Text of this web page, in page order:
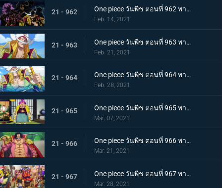
21 - 962 One piece วันพีช ตอนที่ 962 พากย์ไทย ชะตาชีวิตที่เปลี่ยนแปลง กลุ่มโจรสลัดหนวดขาวเกยตื้น!!
Feb. 14, 2021
21 - 963 One piece วันพีช ตอนที่ 963 พากย์ไทย ความมุ่งมั่นของโอเด้ง! การทดสอบของหนวดขาว!
Feb. 21, 2021
21 - 964 One piece วันพีช ตอนที่ 964 พากย์ไทย น้องชายของหนวดขาว! การผจญภัยของโอเด้ง!
Feb. 28, 2021
21 - 965 One piece วันพีช ตอนที่ 965 พากย์ไทย ดวลดาบ! โรเจอร์กับหนวดขาว!
Mar. 07, 2021
21 - 966 One piece วันพีช ตอนที่ 966 พากย์ไทย ความปรารถนาของโรเจอร์! การเดินทางครั้งใหม่
Mar. 21, 2021
21 - 967 One piece วันพีช ตอนที่ 967 พากย์ไทย อุทิศชีวิต! การผจญภัยของโรเจอร์!
Mar. 28, 2021